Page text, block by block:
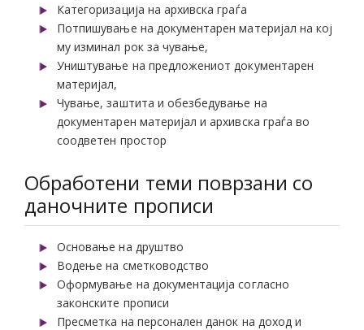
Категоризација на архивска граѓа
Потпишување на документарен материјал на кој
му изминал рок за чување,
Уништување на предложениот документарен
материјал,
Чување, заштита и обезбедување на
документарен материјал и архивска граѓа во
соодветен простор
Обработени теми поврзани со
даночните прописи
Основање на друштво
Водење на сметководство
Оформување на документација согласно
законските прописи
Пресметка на персонален данок на доход и